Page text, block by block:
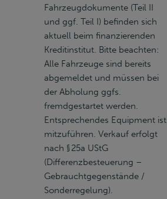
Fahrzeugdokumente (Teil II
und ggf. Teil I) befinden sich
aktuell beim finanzierenden
Kreditinstitut. Bitte beachten:
Alle Fahrzeuge sind bereits
abgemeldet und müssen bei
der Abholung ggfs.
fremdgestartet werden.
Entsprechendes Equipment ist
mitzuführen. Verkauf erfolgt
nach § 25a UStG
(Differenzbesteuerung –
Gebrauchtgegenstände /
Sonderregelung).